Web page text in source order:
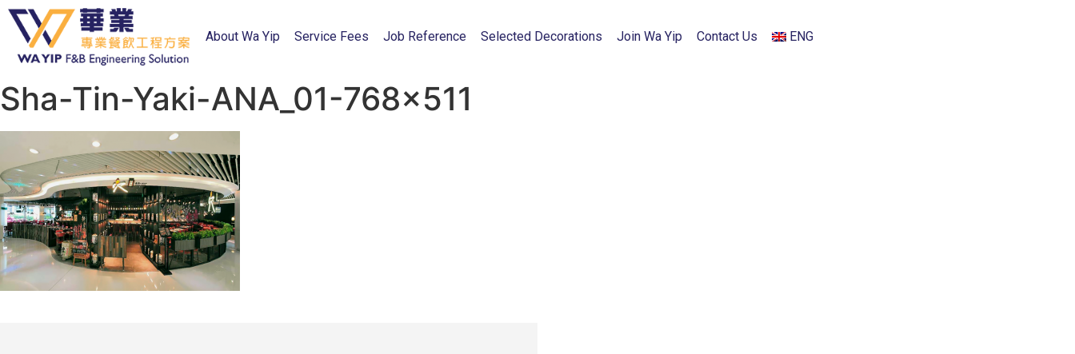
About Wa Yip Service Fees Job Reference Selected Decorations Join Wa Yip Contact Us ENG
Sha-Tin-Yaki-ANA_01-768×511